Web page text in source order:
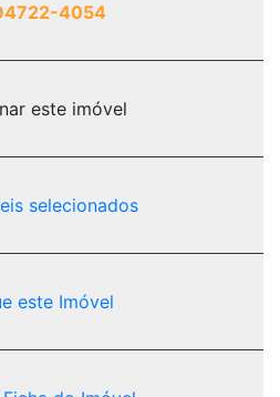
4054
este imóvel
selecionados
este Imóvel